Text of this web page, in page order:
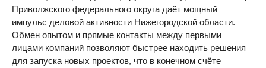
Приволжского федерального округа даёт мощный
импульс деловой активности Нижегородской области.
Обмен опытом и прямые контакты между первыми
лицами компаний позволяют быстрее находить решения
для запуска новых проектов, что в конечном счёте